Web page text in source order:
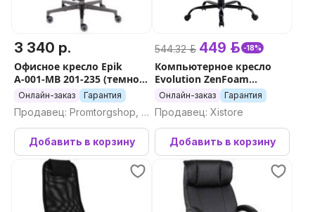
3 340 р.
Офисное кресло Epik
А-001-MB 201-235 (темно-
синий/кремовый)
Онлайн-заказ Гарантия
Продавец: Promtorgshop, П
ромторгшоп
Добавить в корзину
544.32 р. 449 р. -18%
Компьютерное кресло
Evolution ZenFoam
(черный)
Онлайн-заказ Гарантия
Продавец: Xistore
Добавить в корзину